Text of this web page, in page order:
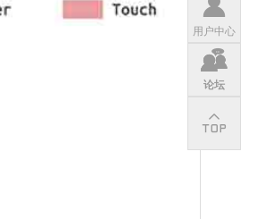
用户中心
论坛